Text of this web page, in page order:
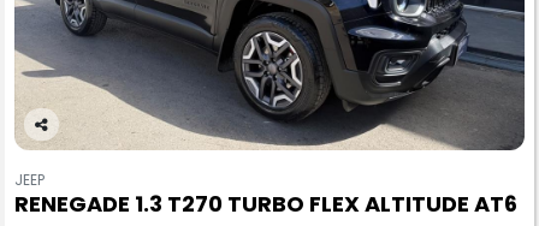
Co
pa
rtil
JEEP
RENEGADE 1.3 T270 TURBO FLEX ALTITUDE AT6